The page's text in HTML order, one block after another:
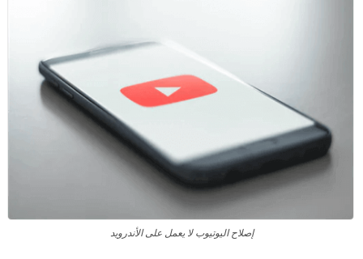
إصلاح اليوتيوب لا يعمل على الأندرويد